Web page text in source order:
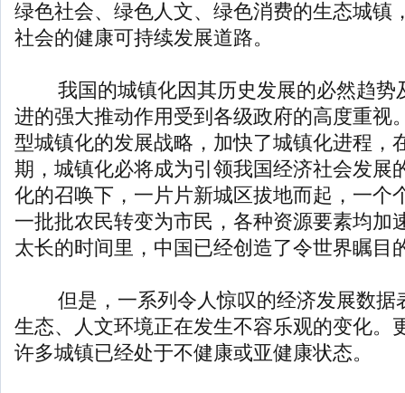
绿色社会、绿色人文、绿色消费的生态城镇
社会的健康可持续发展道路。
我国的城镇化因其历史发展的必然趋势
进的强大推动作用受到各级政府的高度重视
型城镇化的发展战略，加快了城镇化进程，
期，城镇化必将成为引领我国经济社会发展
化的召唤下，一片片新城区拔地而起，一个
一批批农民转变为市民，各种资源要素均加
太长的时间里，中国已经创造了令世界瞩目
但是，一系列令人惊叹的经济发展数据
生态、人文环境正在发生不容乐观的变化。
许多城镇已经处于不健康或亚健康状态。